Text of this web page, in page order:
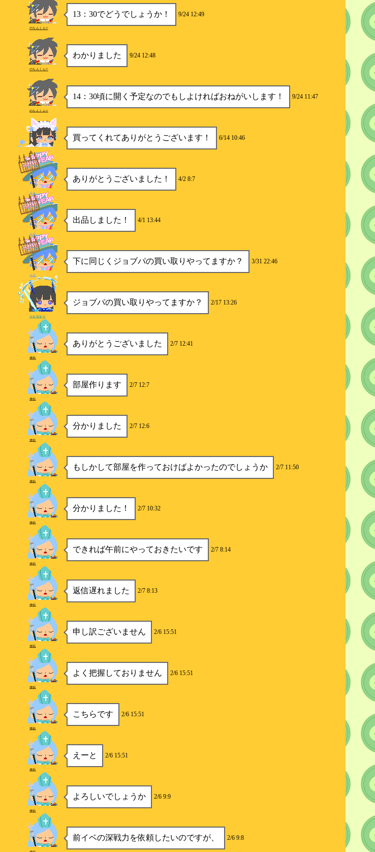
13：30でどうでしょうか！ 9/24 12:49
のちんくん!!
わかりました 9/24 12:48
のちんくん!!
14：30頃に開く予定なのでもしよければおねがいします！ 9/24 11:47
のちんくん!!
買ってくれてありがとうございます！ 6/14 10:46
あ
ありがとうございました！ 4/2 8:7
永遠
出品しました！ 4/1 13:44
永遠
下に同じくジョブパの買い取りやってますか？ 3/31 22:46
永遠
ジョブパの買い取りやってますか？ 2/17 13:26
名前募集中
ありがとうございました 2/7 12:41
僧侶
部屋作ります 2/7 12:7
僧侶
分かりました 2/7 12:6
僧侶
もしかして部屋を作っておけばよかったのでしょうか 2/7 11:50
僧侶
分かりました！ 2/7 10:32
僧侶
できれば午前にやっておきたいです 2/7 8:14
僧侶
返信遅れました 2/7 8:13
僧侶
申し訳ございません 2/6 15:51
僧侶
よく把握しておりません 2/6 15:51
僧侶
こちらです 2/6 15:51
僧侶
えーと 2/6 15:51
僧侶
よろしいでしょうか 2/6 9:9
僧侶
前イベの深戦力を依頼したいのですが、 2/6 9:8